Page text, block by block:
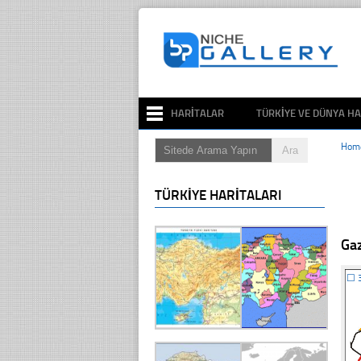
HARITALAR TÜRKIYE VE DÜNYA
☐
TÜRKIYE HARITALARI